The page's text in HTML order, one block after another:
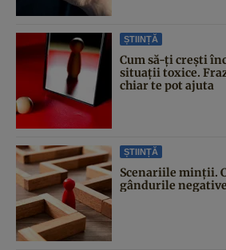
ȘTIINȚĂ
Cum să-ți crești
situații toxice.
chiar te pot ajuta
ȘTIINȚĂ
Scenariile minții.
gândurile